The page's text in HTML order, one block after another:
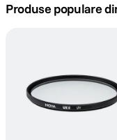
trepied telefon
5. canon sx740
Produse populare